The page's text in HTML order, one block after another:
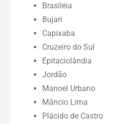
Paraíba (PB)
Piauí (PI)
Brasiléia
Bujari
Capixaba
Cruzeiro do Sul
Epitaciolândia
Jordão
Manoel Urbano
Mâncio Lima
Plácido de Castro